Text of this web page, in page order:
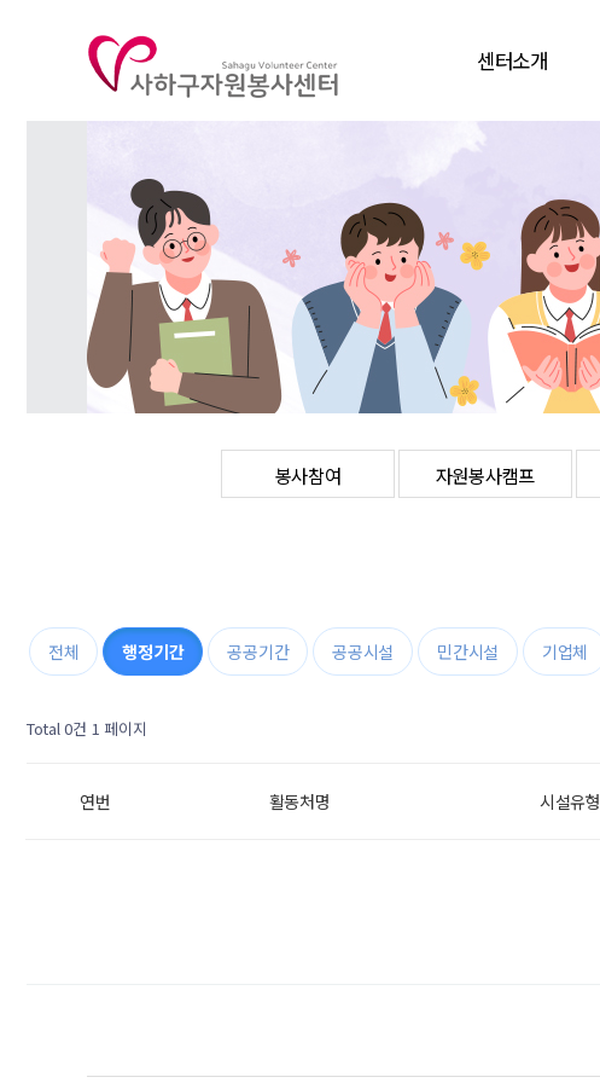
센터소개
연혁
조직도
주요사업
찾아오시는길
봉사참여 자원봉사캠프
전체 행정기간 공공기간 공공시설 민간시설 기업체
Total 0건 1 페이지
연번 활동처명 시설유형